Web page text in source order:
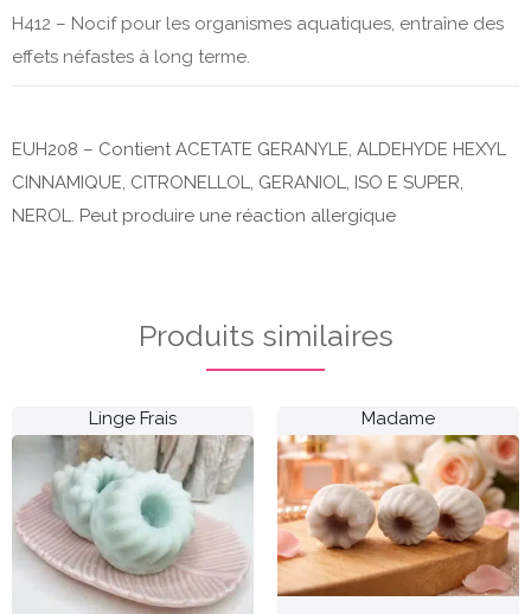
H412 – Nocif pour les organismes aquatiques, entraîne des
effets néfastes à long terme.
EUH208 – Contient ACETATE GERANYLE, ALDEHYDE HEXYL
CINNAMIQUE, CITRONELLOL, GERANIOL, ISO E SUPER,
NEROL. Peut produire une réaction allergique
Produits similaires
Linge Frais Madame